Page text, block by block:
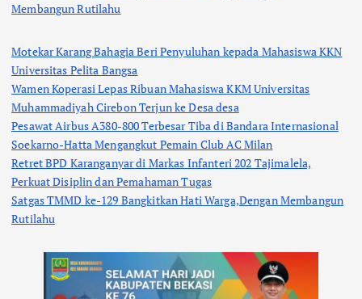
Membangun Rutilahu
Motekar Karang Bahagia Beri Penyuluhan kepada Mahasiswa KKN
Universitas Pelita Bangsa
Wamen Koperasi Lepas Ribuan Mahasiswa KKM Universitas
Muhammadiyah Cirebon Terjun ke Desa desa
Pesawat Airbus A380-800 Terbesar Tiba di Bandara Internasional
Soekarno-Hatta Mengangkut Pemain Club AC Milan
Retret BPD Karanganyar di Markas Infanteri 202 Tajimalela,
Perkuat Disiplin dan Pemahaman Tugas
Satgas TMMD ke-129 Bangkitkan Hati Warga,Dengan Membangun
Rutilahu